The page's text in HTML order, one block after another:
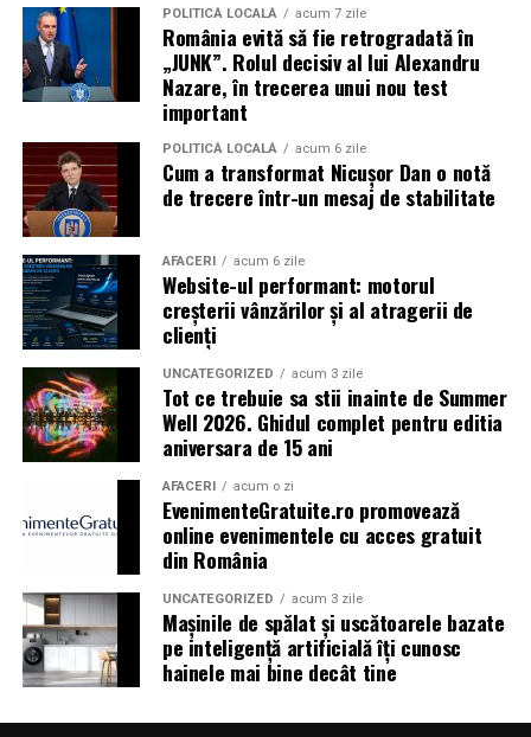
ActoriiVlad Gherman, Oana Gherman și Ioana
Ginghină
vin la întâlnirea cu publicul dinCinema City
Vivo! Pitești pe 17 februarie, de la 18:30și vor
participa la o discuție după proiecție, alături de
Paul Decu.
Caravana„În pielea mea”ajunge laCinema City
Shopping City Ploiești, pe 18 februarie, de la 18:30, la
proiecția specială introdusă de regizorul
alături de actoriiIoana State, Vlad și Oana Gherman,
Azaleea Necula și Gabriel Vatavu.
O comedie actuală și spumoasă, filmul
mea”este distribuit de T.R.I.B.E. Films.
TRAILER:https://bit.ly/InPieleaMea
Site oficial:inpieleamea.ro
Mai multe detalii, imagini de la filmări, fragmente din
film, declarații din partea actorilor și informații despre
concursuri sunt disponibile pe paginile social media ale
filmului deFacebook,Instagram,TikTok
Adrian Pădurețu semnează imaginea filmului. De sunet
s-a ocupat Bogdan Ivanovici, de scenografie Anca
POLITICĂ LOCALĂ acum 7 zile
România evită să fie retrogradată în
„JUNK”. Rolul decisiv al lui Alexandru
Nazare, în trecerea unui nou test
important
POLITICĂ LOCALĂ acum 6 zile
Cum a transformat Nicușor Dan o notă
de trecere într-un mesaj de stabilitate
AFACERI acum 6 zile
Website-ul performant: motorul
creșterii vânzărilor și al atragerii de
clienți
UNCATEGORIZED acum 3 zile
Tot ce trebuie sa stii inainte de Summer
Well 2026. Ghidul complet pentru editia
aniversara de 15 ani
AFACERI acum o zi
EvenimenteGratuite.ro promovează
online evenimentele cu acces gratuit
din România
UNCATEGORIZED acum 3 zile
Mașinile de spălat și uscătoarele bazate
pe inteligență artificială îți cunosc
hainele mai bine decât tine